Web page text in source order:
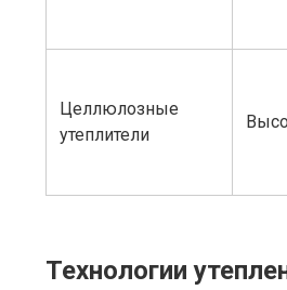
Целлюлозные
утеплители
Технологии